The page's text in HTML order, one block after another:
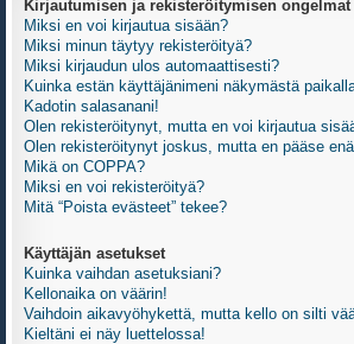
Kirjautumisen ja rekisteröitymisen ongelmat
Miksi en voi kirjautua sisään?
Miksi minun täytyy rekisteröityä?
Miksi kirjaudun ulos automaattisesti?
Kuinka estän käyttäjänimeni näkymästä
Kadotin salasanani!
Olen rekisteröitynyt, mutta en voi kirjautua
Olen rekisteröitynyt joskus, mutta en pääse
Mikä on COPPA?
Miksi en voi rekisteröityä?
Mitä “Poista evästeet” tekee?
Käyttäjän asetukset
Kuinka vaihdan asetuksiani?
Kellonaika on väärin!
Vaihdoin aikavyöhykettä, mutta kello on silti
Kieltäni ei näy luettelossa!